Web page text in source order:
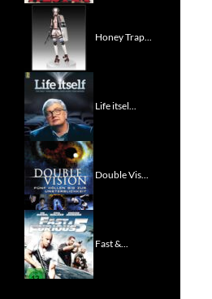
Honey Trap...
Life itsel...
Double Vis...
Fast &...